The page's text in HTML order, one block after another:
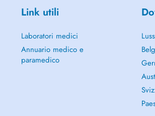
Link utili
Laboratori medici
Annuario medico e
paramedico